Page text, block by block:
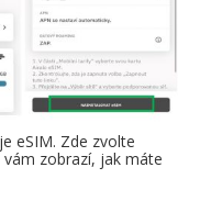
eSIM. Zde zvolte
zobrazí, jak máte